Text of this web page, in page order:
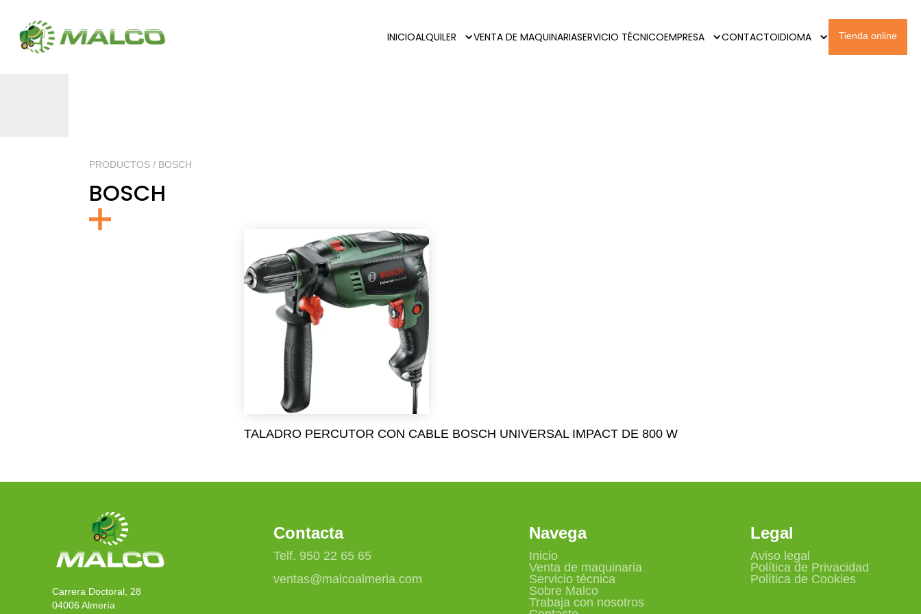
INICIOALQUILER VENTA DE MAQUINARIASERVICIO TÉCNICOEMPRESA CONTACTOIDIOMA Tienda online
PRODUCTOS / BOSCH
BOSCH
TALADRO PERCUTOR CON CABLE BOSCH UNIVERSAL IMPACT DE 800 W
Carrera Doctoral, 28
04006 Almería
Contacta
Telf. 950 22 65 65
ventas@malcoalmeria.com
Navega
Inicio
Venta de maquinaria
Servicio técnica
Sobre Malco
Trabaja con nosotros
Legal
Aviso legal
Política de Privacidad
Política de Cookies